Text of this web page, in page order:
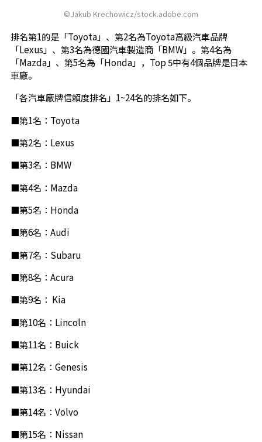
©Jakub Krechowicz/stock.adobe.com
排名第1的是「Toyota」、第2名為Toyota高級汽車品牌
「Lexus」、第3名為德國汽車製造商「BMW」。第4名為
「Mazda」、第5名為「Honda」，Top 5中有4個品牌是日本
車廠。
「各汽車廠牌信賴度排名」1~24名的排名如下。
■第1名：Toyota
■第2名：Lexus
■第3名：BMW
■第4名：Mazda
■第5名：Honda
■第6名：Audi
■第7名：Subaru
■第8名：Acura
■第9名： Kia
■第10名：Lincoln
■第11名：Buick
■第12名：Genesis
■第13名：Hyundai
■第14名：Volvo
■第15名：Nissan